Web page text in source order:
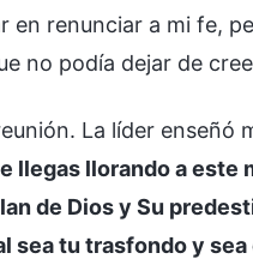
en renunciar a mi fe,
no podía dejar de
La líder enseñó
llegas llorando a este
de Dios y Su
sea tu trasfondo y